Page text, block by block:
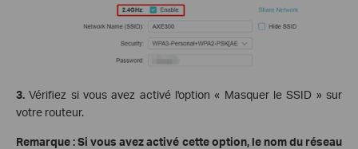
3. Vérifiez si vous avez activé l'option « Masquer le SSID » sur
votre routeur.
Remarque : Si vous avez activé cette option, le nom du réseau